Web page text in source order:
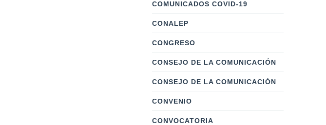
COMUNICADOS COVID-19
CONALEP
CONGRESO
CONSEJO DE LA COMUNICACIÓN
CONSEJO DE LA COMUNICACIÓN
CONVENIO
CONVOCATORIA